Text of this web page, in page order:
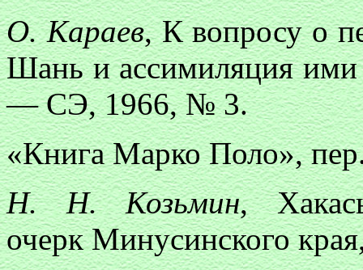
О. Караев, К вопросу о
Шань и ассимиляция
— СЭ, 1966, № 3.
«Книга Марко Поло»,
Н. Н. Козьмин,
очерк Минусинского